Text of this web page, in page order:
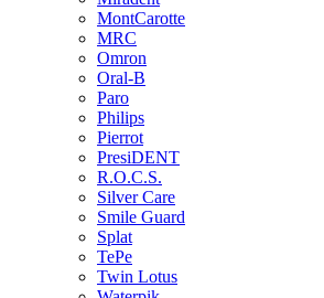
MontCarotte
MRC
Omron
Oral-B
Paro
Philips
Pierrot
PresiDENT
R.O.C.S.
Silver Care
Smile Guard
Splat
TePe
Twin Lotus